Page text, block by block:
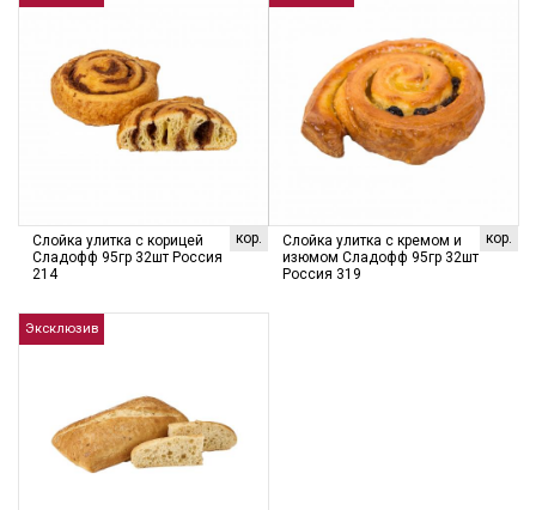
кор.
Слойка улитка с корицей
Сладофф 95гр 32шт Россия
214
кор.
Слойка улитка с кремом и
изюмом Сладофф 95гр 32шт
Россия 319
Эксклюзив